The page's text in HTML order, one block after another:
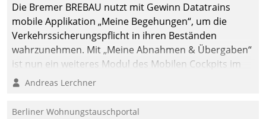
Die Bremer BREBAU nutzt mit Gewinn Datatrains
mobile Applikation „Meine Begehungen“, um die
Verkehrssicherungspflicht in ihren Beständen
wahrzunehmen. Mit „Meine Abnahmen & Übergaben“
ist nun ein weiteres Modul des Mobilen Cockpits im
Einsatz.
Andreas Lerchner
Berliner Wohnungstauschportal